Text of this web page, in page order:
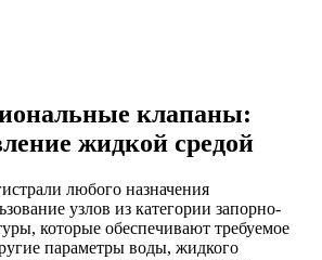
клапаны:
жидкой средой
любого назначения
узлов из категории запорно-
которые обеспечивают требуемое
параметры воды, жидкого